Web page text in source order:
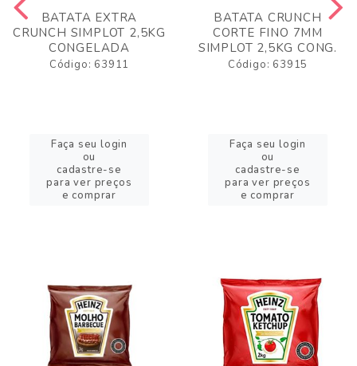
BATATA EXTRA
CRUNCH SIMPLOT 2,5KG
CONGELADA
Código: 63911
Faça seu login
ou
cadastre-se
para ver preços
e comprar
BATATA CRUNCH
CORTE FINO 7MM
SIMPLOT 2,5KG CONG.
Código: 63915
Faça seu login
ou
cadastre-se
para ver preços
e comprar